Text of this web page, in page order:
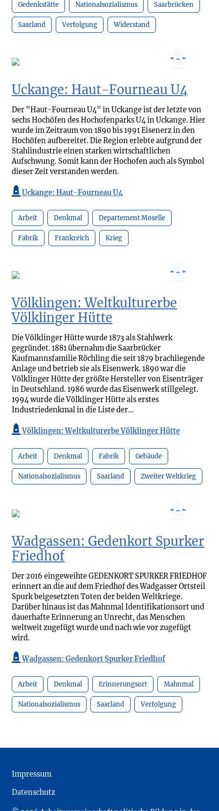
Gedenkstätte Nationalsozialismus Saarbrücken
Saarland Verfolgung Widerstand
Uckange: Haut-Fourneau U4
Der "Haut-Fourneau U4" in Uckange ist der letzte von
sechs Hochöfen des Hochofenparks U4 in Uckange. Hier
wurde im Zeitraum von 1890 bis 1991 Eisenerz in den
Hochöfen aufbereitet. Die Region erlebte aufgrund der
Stahlindustrie einen starken wirtschaftlichen
Aufschwung. Somit kann der Hochofen auch als Symbol
dieser Zeit verstanden werden.
Uckange: Haut-Fourneau U4
Arbeit Denkmal Departement Moselle
Fabrik Frankreich Krieg
Völklingen: Weltkulturerbe
Völklinger Hütte
Die Völklinger Hütte wurde 1873 als Stahlwerk
gegründet. 1881 übernahm die Saarbrücker
Kaufmannsfamilie Röchling die seit 1879 brachliegende
Anlage und betrieb sie als Eisenwerk. 1890 war die
Völklinger Hütte der größte Hersteller von Eisenträger
in Deutschland. 1986 wurde das Eisenwerk stillgelegt.
1994 wurde die Völklinger Hütte als erstes
Industriedenkmal in die Liste der...
Völklingen: Weltkulturerbe Völklinger Hütte
Arbeit Denkmal Fabrik Gebäude
Nationalsozialismus Saarland Zweiter Weltkrieg
Wadgassen: Gedenkort Spurker
Friedhof
Der 2016 eingeweihte GEDENKORT SPURKER FRIEDHOF
erinnert an die auf dem Friedhof des Wadgasser Ortsteil
Spurk beigesetzten Toten der beiden Weltkriege.
Darüber hinaus ist das Mahnmal Identifikationsort und
dauerhafte Erinnerung an Unrecht, das Menschen
weltweit zugefügt wurde und nach wie vor zugefügt
wird.
Wadgassen: Gedenkort Spurker Friedhof
Arbeit Denkmal Erinnerungsort Mahnmal
Nationalsozialismus Saarland Verfolgung
Impressum
Datenschutz